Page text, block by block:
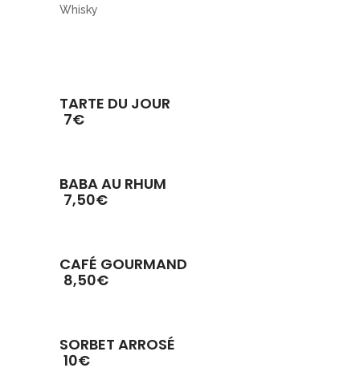
Whisky
TARTE DU JOUR
7€
BABA AU RHUM
7,50€
CAFÉ GOURMAND
8,50€
SORBET ARROSÉ
10€